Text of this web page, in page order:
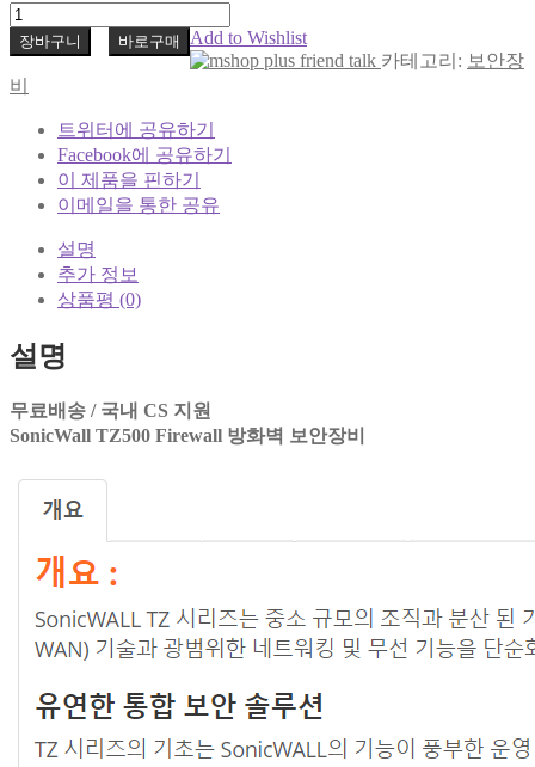
장바구니 바로구매
Add to Wishlist
카테고리: 보안장
비
트위터에 공유하기
Facebook에 공유하기
이 제품을 핀하기
이메일을 통한 공유
설명
추가 정보
상품평 (0)
설명
무료배송 / 국내 CS 지원
SonicWall TZ500 Firewall 방화벽 보안장비